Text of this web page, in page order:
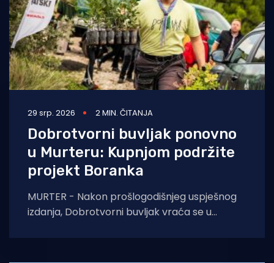
29 srp. 2026 2 MIN. ČITANJA
Dobrotvorni buvljak ponovno
u Murteru: Kupnjom podržite
projekt Boranka
MURTER - Nakon prošlogodišnjeg uspješnog
izdanja, Dobrotvorni buvljak vraća se u
zajedništvo i humanitarni cilj.